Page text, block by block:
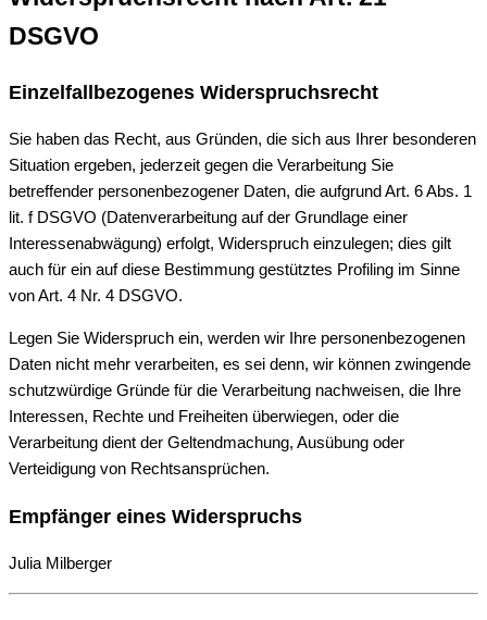
DSGVO
Einzelfallbezogenes Widerspruchsrecht
Sie haben das Recht, aus Gründen, die sich aus Ihrer besonderen
Situation ergeben, jederzeit gegen die Verarbeitung Sie
betreffender personenbezogener Daten, die aufgrund Art. 6 Abs. 1
lit. f DSGVO (Datenverarbeitung auf der Grundlage einer
Interessenabwägung) erfolgt, Widerspruch einzulegen; dies gilt
auch für ein auf diese Bestimmung gestütztes Profiling im Sinne
von Art. 4 Nr. 4 DSGVO.
Legen Sie Widerspruch ein, werden wir Ihre personenbezogenen
Daten nicht mehr verarbeiten, es sei denn, wir können zwingende
schutzwürdige Gründe für die Verarbeitung nachweisen, die Ihre
Interessen, Rechte und Freiheiten überwiegen, oder die
Verarbeitung dient der Geltendmachung, Ausübung oder
Verteidigung von Rechtsansprüchen.
Empfänger eines Widerspruchs
Julia Milberger